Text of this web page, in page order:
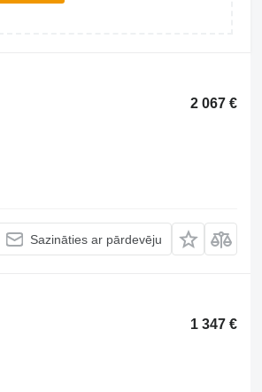
2 067 €
Sazināties ar pārdevēju
1 347 €